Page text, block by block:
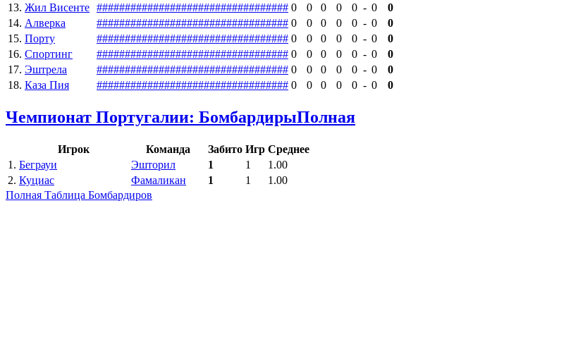
13. Жил Висенте ################################## 0 0 0 0 0 - 0
0
14. Алверка ################################## 0 0 0 0 0 - 0
0
15. Порту ################################## 0 0 0 0 0 - 0
0
16. Спортинг ################################## 0 0 0 0 0 - 0
0
17. Эштрела ################################## 0 0 0 0 0 - 0
0
18. Каза Пия ################################## 0 0 0 0 0 - 0 0
Чемпионат Португалии: БомбардирыПолная
Игрок Команда Забито Игр Среднее
1. Беграуи Эшторил 1 1
1.00
2. Куциас Фамаликан 1 1
1.00
Полная Таблица Бомбардиров